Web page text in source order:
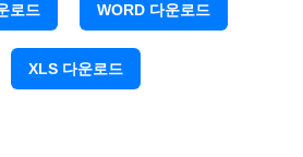
할 것을 합의함.
로드 WORD 다운로드
XLS 다운로드